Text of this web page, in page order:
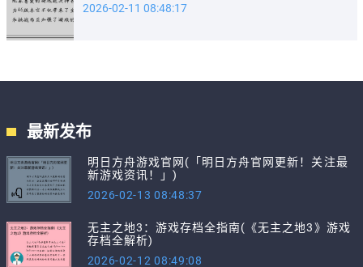
2026-02-11 08:48:17
最新发布
明日方舟游戏官网(「明日方舟官网更新！关注最
新游戏资讯！」)
2026-02-13 08:48:37
无主之地3：游戏存档全指南(《无主之地3》游戏
存档全解析)
2026-02-12 08:49:08